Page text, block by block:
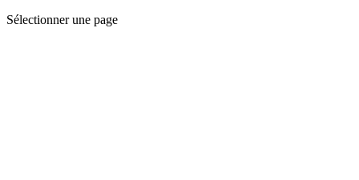
Sélectionner une page